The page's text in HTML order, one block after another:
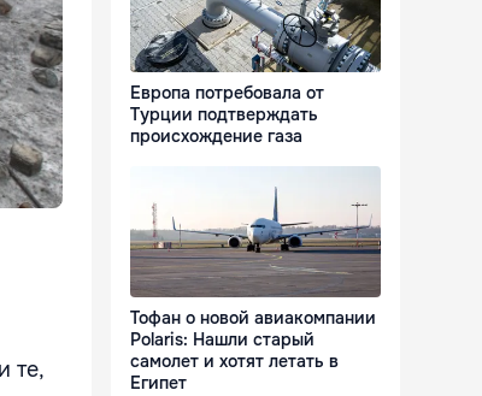
те,
Европа потребовала от
Турции подтверждать
происхождение газа
Тофан о новой авиакомпании
Polaris: Нашли старый
самолет и хотят летать в
Египет